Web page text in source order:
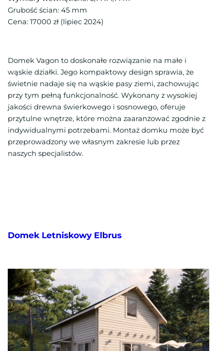
Grubość ścian: 45 mm
Cena: 17000 zł (lipiec 2024)
Domek Vagon to doskonałe rozwiązanie na małe i
wąskie działki. Jego kompaktowy design sprawia, że
świetnie nadaje się na wąskie pasy ziemi, zachowując
przy tym pełną funkcjonalność. Wykonany z wysokiej
jakości drewna świerkowego i sosnowego, oferuje
przytulne wnętrze, które można zaaranżować zgodnie z
indywidualnymi potrzebami. Montaż domku może być
przeprowadzony we własnym zakresie lub przez
naszych specjalistów.
Domek Letniskowy Elbrus